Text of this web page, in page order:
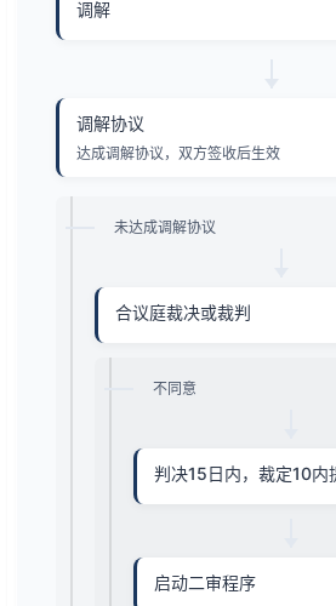
调解
调解协议
达成调解协议，双方签收后生效
未达成调解协议
合议庭裁决或裁判
不同意
判决15日内，裁定10内
启动二审程序